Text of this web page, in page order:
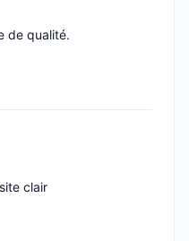
de qualité.
clair